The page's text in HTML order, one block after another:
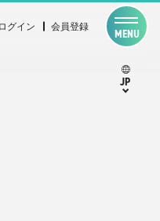
ログイン 会員登録
MENU
JP